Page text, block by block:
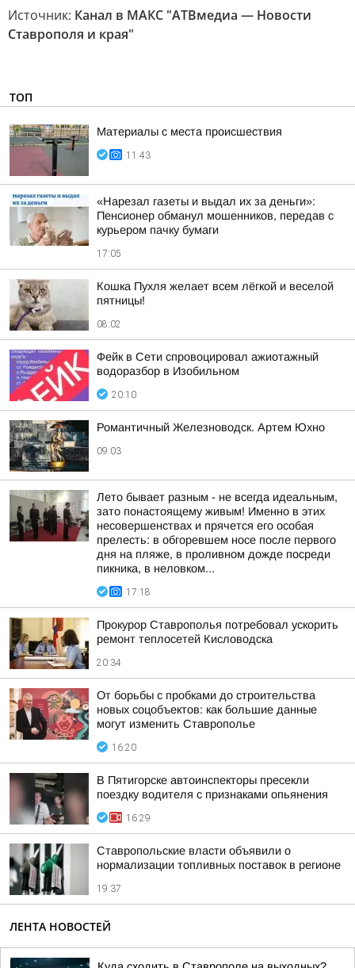
Источник: Канал в МАКС "АТВмедиа — Новости
Ставрополя и края"
ТОП
Материалы с места происшествия
11:43
«Нарезал газеты и выдал их за деньги»:
Пенсионер обманул мошенников, передав с
курьером пачку бумаги
17:05
Кошка Пухля желает всем лёгкой и веселой
пятницы!
08:02
Фейк в Сети спровоцировал ажиотажный
водоразбор в Изобильном
20:10
Романтичный Железноводск. Артем Юхно
09:03
Лето бывает разным - не всегда идеальным,
зато понастоящему живым! Именно в этих
несовершенствах и прячется его особая
прелесть: в обгоревшем носе после первого
дня на пляже, в проливном дожде посреди
пикника, в неловком...
17:18
Прокурор Ставрополья потребовал ускорить
ремонт теплосетей Кисловодска
20:34
От борьбы с пробками до строительства
новых соцобъектов: как большие данные
могут изменить Ставрополье
16:20
В Пятигорске автоинспекторы пресекли
поездку водителя с признаками опьянения
16:29
Ставропольские власти объявили о
нормализации топливных поставок в регионе
19:37
ЛЕНТА НОВОСТЕЙ